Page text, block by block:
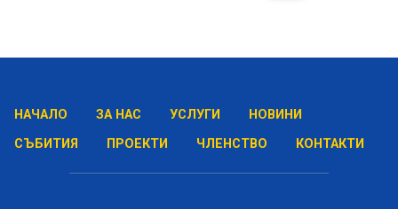
НАЧАЛО ЗА НАС УСЛУГИ
НОВИНИ
СЪБИТИЯ
ПРОЕКТИ ЧЛЕНСТВО КОНТАКТИ